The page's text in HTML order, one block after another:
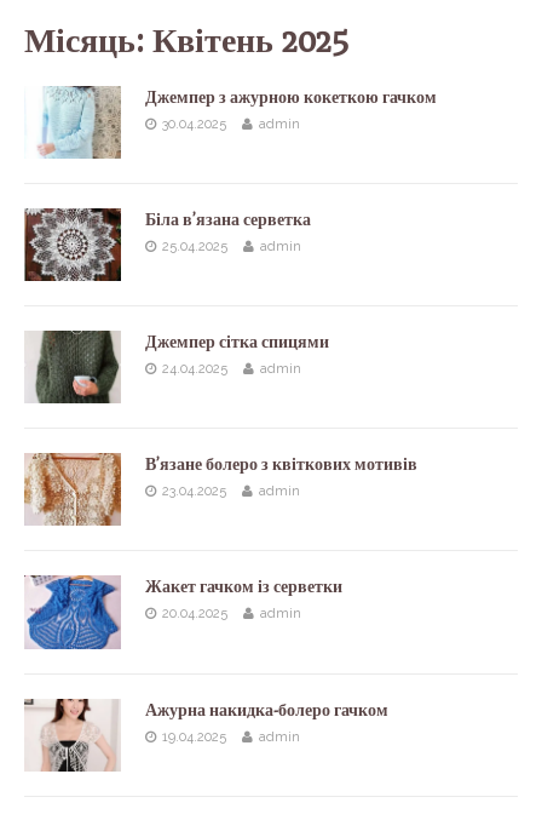
Місяць: Квітень 2025
Джемпер з ажурною кокеткою гачком
30.04.2025 admin
Біла в’язана серветка
25.04.2025 admin
Джемпер сітка спицями
24.04.2025 admin
В’язане болеро з квіткових мотивів
23.04.2025 admin
Жакет гачком із серветки
20.04.2025 admin
Ажурна накидка-болеро гачком
19.04.2025 admin